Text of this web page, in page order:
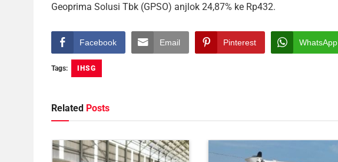
Geoprima Solusi Tbk (GPSO) anjlok 24,87% ke Rp432.
Facebook Email Pinterest WhatsApp
Tags: IHSG
Related Posts